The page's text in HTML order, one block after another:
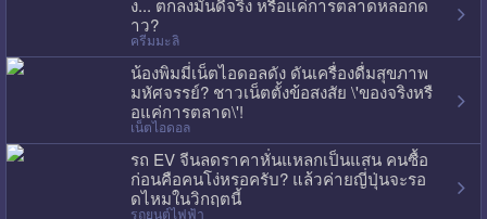
ง... ตกลงมันดีจริง หรือแค่การตลาดหลอกด
าว?
ครีมมะลิ
น้องพิมมี่เน็ตไอดอลดัง ดันเครื่องดื่มสุขภาพ
มหัศจรรย์? ชาวเน็ตตั้งข้อสงสัย \'ของจริงหรื
อแค่การตลาด\'!
เน็ตไอดอล
รถ EV จีนลดราคาหั่นแหลกเป็นแสน คนซื้อ
ก่อนคือคนโง่หรอครับ? แล้วค่ายญี่ปุ่นจะรอ
ดไหมในวิกฤตนี้
รถยนต์ไฟฟ้า